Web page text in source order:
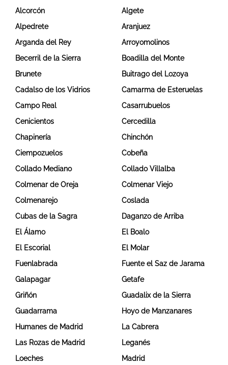
Alcorcón
Algete
Alpedrete
Aranjuez
Arganda del Rey
Arroyomolinos
Becerril de la Sierra
Boadilla del Monte
Brunete
Buitrago del Lozoya
Cadalso de los Vidrios
Camarma de Esteruelas
Campo Real
Casarrubuelos
Cenicientos
Cercedilla
Chapinería
Chinchón
Ciempozuelos
Cobeña
Collado Mediano
Collado Villalba
Colmenar de Oreja
Colmenar Viejo
Colmenarejo
Coslada
Cubas de la Sagra
Daganzo de Arriba
El Álamo
El Boalo
El Escorial
El Molar
Fuenlabrada
Fuente el Saz de Jarama
Galapagar
Getafe
Griñón
Guadalix de la Sierra
Guadarrama
Hoyo de Manzanares
Humanes de Madrid
La Cabrera
Las Rozas de Madrid
Leganés
Loeches
Madrid